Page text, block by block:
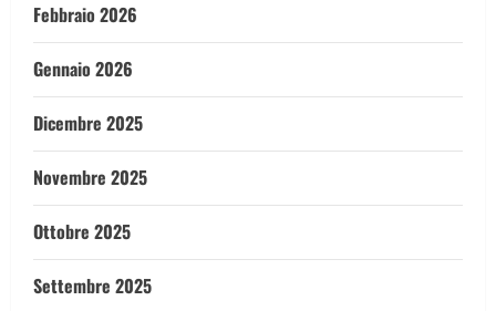
Febbraio 2026
Gennaio 2026
Dicembre 2025
Novembre 2025
Ottobre 2025
Settembre 2025